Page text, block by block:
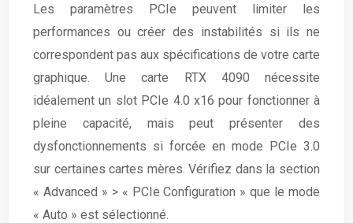
Les paramètres PCIe peuvent limiter les
performances ou créer des instabilités si ils ne
correspondent pas aux spécifications de votre carte
graphique. Une carte RTX 4090 nécessite
idéalement un slot PCIe 4.0 x16 pour fonctionner à
pleine capacité, mais peut présenter des
dysfonctionnements si forcée en mode PCIe 3.0
sur certaines cartes mères. Vérifiez dans la section
« Advanced » > « PCIe Configuration » que le mode
« Auto » est sélectionné.